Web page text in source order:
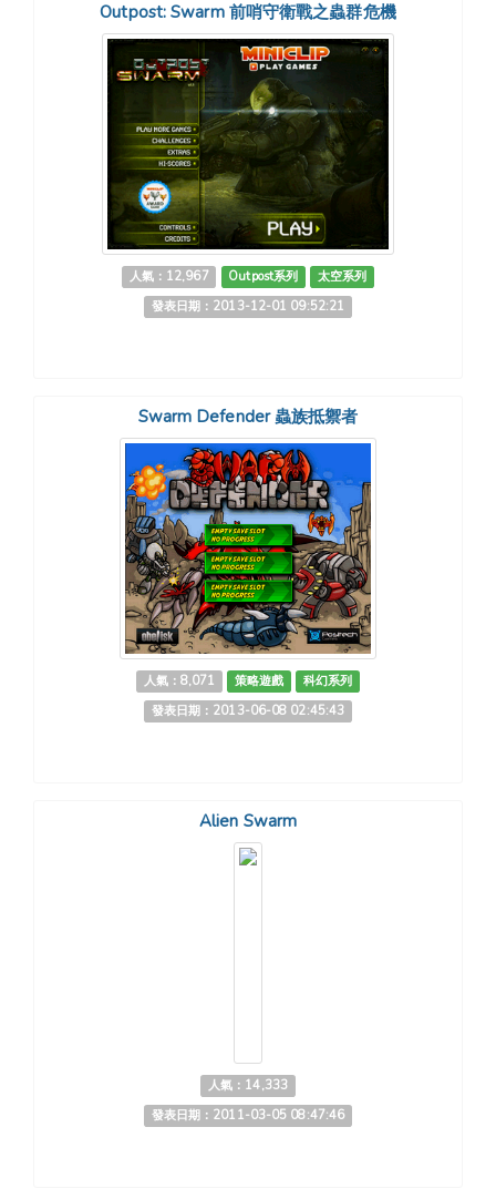
Outpost: Swarm 前哨守衛戰之蟲群危機
人氣：12,967 Outpost系列
太空系列
發表日期：2013-12-01 09:52:21
Swarm Defender 蟲族抵禦者
人氣：8,071 策略遊戲
科幻系列
發表日期：2013-06-08 02:45:43
Alien Swarm
人氣：14,333
發表日期：2011-03-05 08:47:46